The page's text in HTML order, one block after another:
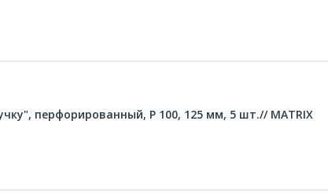
перфорированный, P 100, 125 мм, 5 шт.// MATRIX